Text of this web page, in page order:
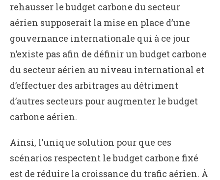
rehausser le budget carbone du secteur
aérien supposerait la mise en place d’une
gouvernance internationale qui à ce jour
n’existe pas afin de définir un budget carbone
du secteur aérien au niveau international et
d’effectuer des arbitrages au détriment
d’autres secteurs pour augmenter le budget
carbone aérien.
Ainsi, l’unique solution pour que ces
scénarios respectent le budget carbone fixé
est de réduire la croissance du trafic aérien. À